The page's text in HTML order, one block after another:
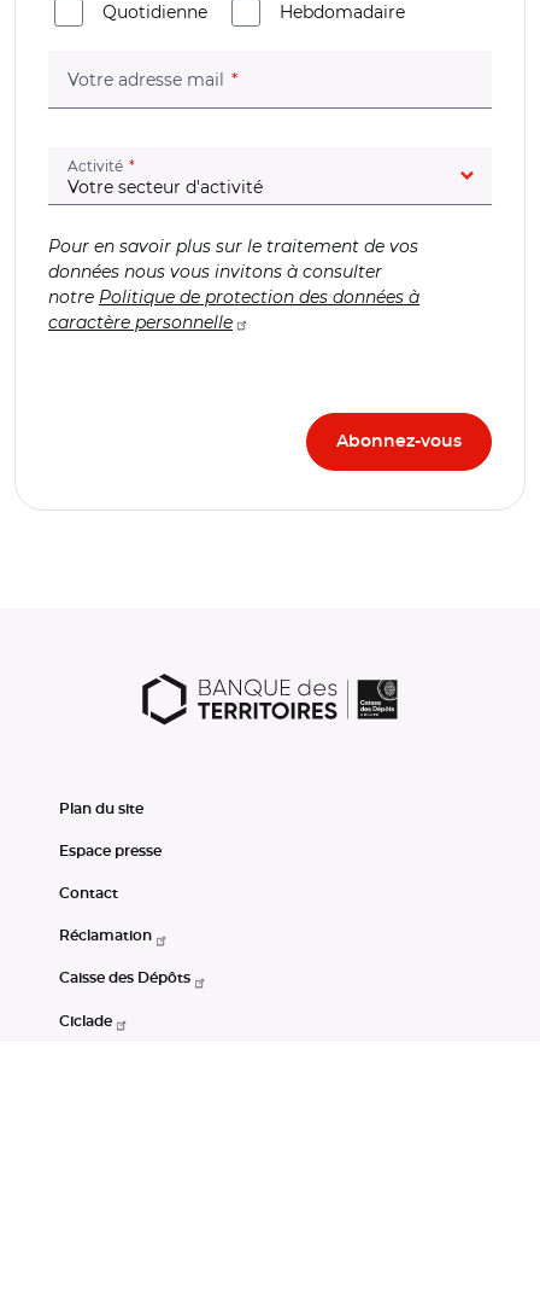
Quotidienne
Hebdomadaire
Votre adresse mail (champ obligatoire)
Activité (champ obligatoire)
Pour en savoir plus sur le traitement de vos
données nous vous invitons à consulter
notre Politique de protection des données à
caractère personnelle
Plan du site
Espace presse
Contact
Réclamation
Caisse des Dépôts
Ciclade